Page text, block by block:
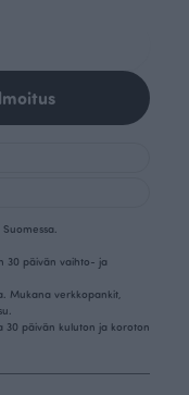
30 päivän vaihto- ja
Mukana verkkopankit,
30 päivän kuluton ja koroton